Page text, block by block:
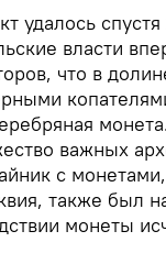
удалось
власти
что в
важных
с
также был
монеты